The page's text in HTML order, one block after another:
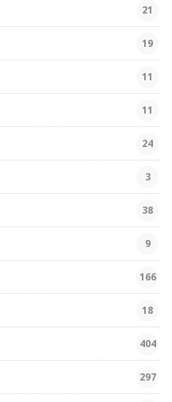
21
19
11
11
24
3
38
9
166
18
404
297